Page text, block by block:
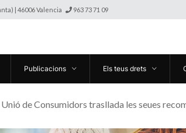
| 46006 Valencia 963 73 71 09
Publicacions Els teus drets
Unió de Consumidors trasllada les seues